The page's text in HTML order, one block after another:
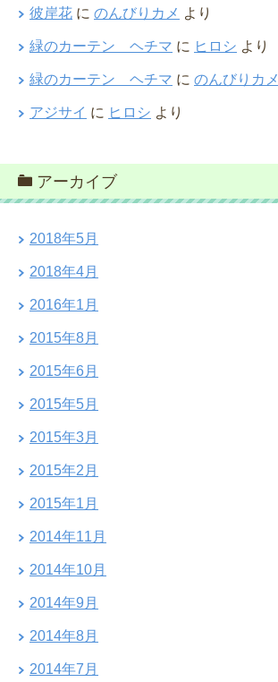
彼岸花 に のんびりカメ より
緑のカーテン ヘチマ に ヒロシ より
緑のカーテン ヘチマ に のんびりカメ
アジサイ に ヒロシ より
アーカイブ
2018年5月
2018年4月
2016年1月
2015年8月
2015年6月
2015年5月
2015年3月
2015年2月
2015年1月
2014年11月
2014年10月
2014年9月
2014年8月
2014年7月